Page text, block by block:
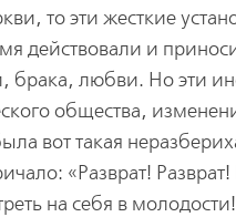
то эти жесткие
действовали и
любви. Но эти
общества,
вот такая
«Разврат!
на себя в